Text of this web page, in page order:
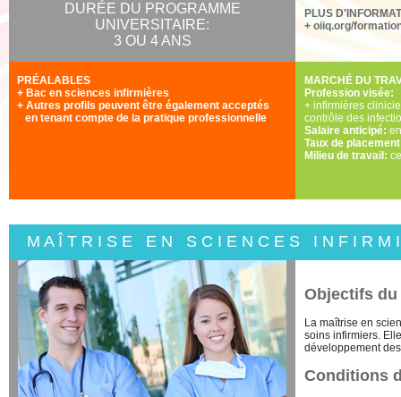
DURÉE DU PROGRAMME
UNIVERSITAIRE:
3 OU 4 ANS
PLUS
+ oiiq.org/
PRÉALABLES
+ Bac en sciences infirmières
+ Autres profils peuvent être également acceptés
en tenant compte de la pratique professionnelle
MARCHÉ DU
Profession visée:
+ infirmières
contrôle des
Salaire anticipé:
Taux de
Milieu de travail:
M A Î T R I S E E N S C I E N C E S I N F I R M I
Objectifs
La maîtrise en
soins infirmiers.
développement
Conditions